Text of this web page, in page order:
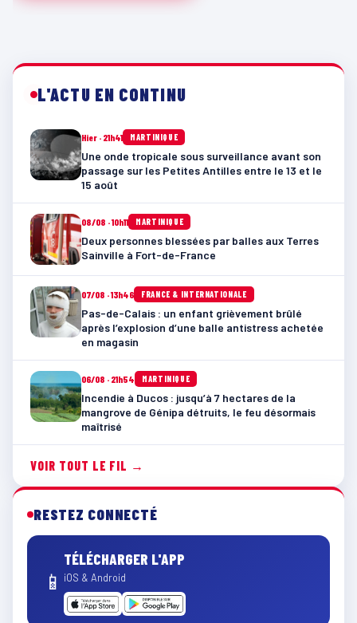
L'ACTU EN CONTINU
Hier · 21h41 MARTINIQUE
Une onde tropicale sous surveillance avant son
passage sur les Petites Antilles entre le 13 et le
15 août
08/08 · 10h11 MARTINIQUE
Deux personnes blessées par balles aux Terres
Sainville à Fort-de-France
07/08 · 13h46 FRANCE & INTERNATIONALE
Pas-de-Calais : un enfant grièvement brûlé
après l’explosion d’une balle antistress achetée
en magasin
06/08 · 21h54 MARTINIQUE
Incendie à Ducos : jusqu’à 7 hectares de la
mangrove de Génipa détruits, le feu désormais
maîtrisé
VOIR TOUT LE FIL →
RESTEZ CONNECTÉ
📱
TÉLÉCHARGER L'APP
iOS & Android